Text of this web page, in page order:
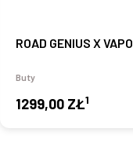
ROAD GENIUS X VAPO
Buty
1299,00 ZŁ1